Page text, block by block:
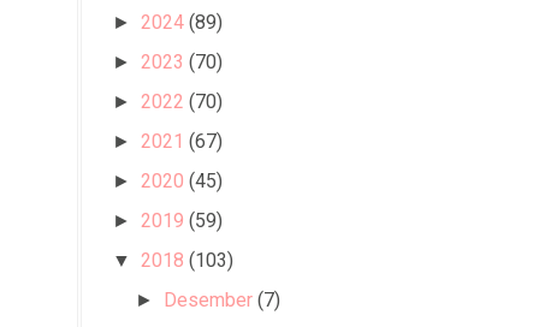
► 2024 (89)
► 2023 (70)
► 2022 (70)
► 2021 (67)
► 2020 (45)
► 2019 (59)
▼ 2018 (103)
► Desember (7)